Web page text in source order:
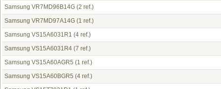
Samsung VR7MD96B14G (2 ref.)
Samsung VR7MD97A14G (1 ref.)
Samsung VS15A6031R1 (4 ref.)
Samsung VS15A6031R4 (7 ref.)
Samsung VS15A60AGR5 (1 ref.)
Samsung VS15A60BGR5 (4 ref.)